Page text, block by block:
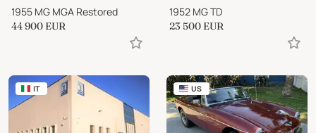
1955 MG MGA Restored
44 900 EUR
1952 MG TD
23 500 EUR
IT US